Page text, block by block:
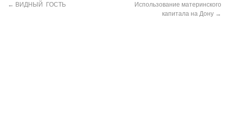
← ВИДНЫЙ ГОСТЬ
Использование материнского
капитала на Дону →